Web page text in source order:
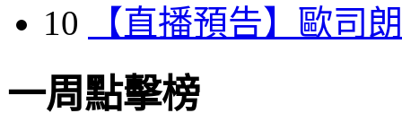
10
【直播預告】歐司
一周點擊榜